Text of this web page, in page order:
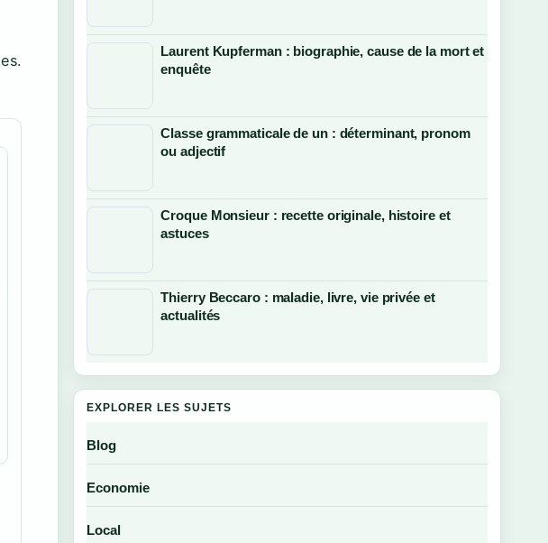
Laurent Kupferman : biographie, cause de la mort et
enquête
Classe grammaticale de un : déterminant, pronom
ou adjectif
Croque Monsieur : recette originale, histoire et
astuces
Thierry Beccaro : maladie, livre, vie privée et
actualités
EXPLORER LES SUJETS
Blog
Economie
Local